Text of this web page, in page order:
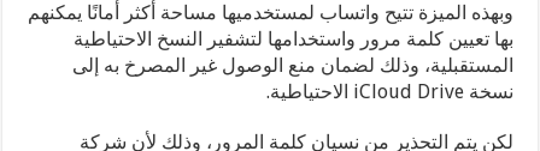
وبهذه الميزة تتيح واتساب لمستخدميها مساحة أكثر أمانًا يمكنهم
بها تعيين كلمة مرور واستخدامها لتشفير النسخ الاحتياطية
المستقبلية، وذلك لضمان منع الوصول غير المصرخ به إلى
نسخة iCloud Drive الاحتياطية.
لكن يتم التحذير من نسيان كلمة المرور، وذلك لأن شركة